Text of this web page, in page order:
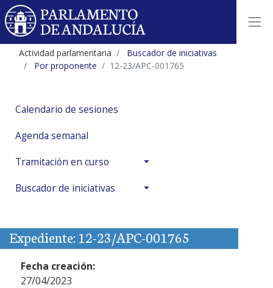
Actividad parlamentaria
Buscador de iniciativas
Por proponente
12-23/APC-001765
Calendario de sesiones
Agenda semanal
Tramitación en curso
Buscador de iniciativas
Expediente: 12-23/APC-001765
Fecha creación:
27/04/2023